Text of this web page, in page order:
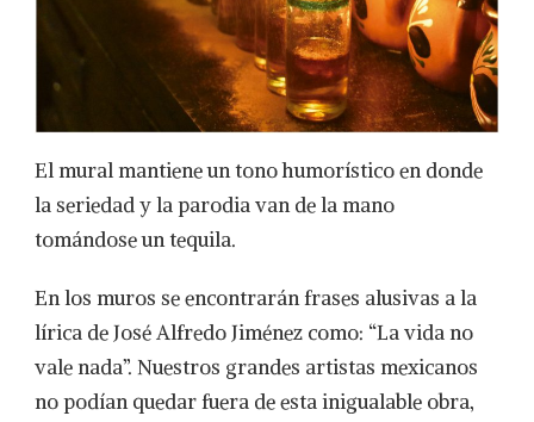
El mural mantiene un tono humorístico en donde
la seriedad y la parodia van de la mano
tomándose un tequila.
En los muros se encontrarán frases alusivas a la
lírica de José Alfredo Jiménez como: “La vida no
vale nada”. Nuestros grandes artistas mexicanos
no podían quedar fuera de esta inigualable obra,